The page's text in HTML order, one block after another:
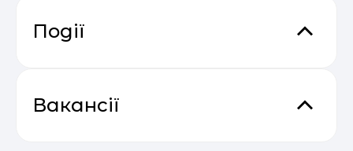
Події
SendPulse
Вакансії